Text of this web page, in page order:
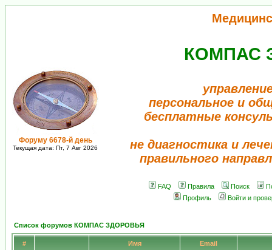
Форуму 6678-й день
Текущая дата: Пт, 7 Авг 2026
КОМПАС
персональное и
бесплатные
не диагностика и
правильного
FAQ Правила Поиск
Профиль
Войти и
Список форумов КОМПАС ЗДОРОВЬЯ
# Имя Email